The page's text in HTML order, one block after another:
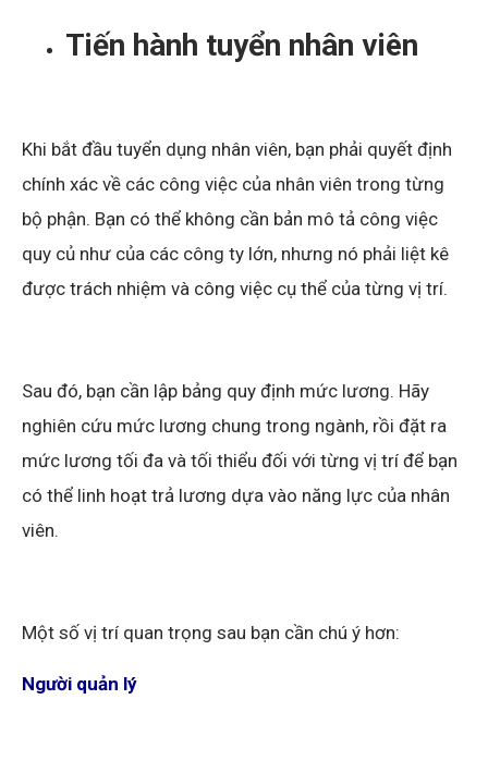
Tiến hành tuyển nhân viên
Khi bắt đầu tuyển dụng nhân viên, bạn phải quyết định
chính xác về các công việc của nhân viên trong từng
bộ phận. Bạn có thể không cần bản mô tả công việc
quy củ như của các công ty lớn, nhưng nó phải liệt kê
được trách nhiệm và công việc cụ thể của từng vị trí.
Sau đó, bạn cần lập bảng quy định mức lương. Hãy
nghiên cứu mức lương chung trong ngành, rồi đặt ra
mức lương tối đa và tối thiểu đối với từng vị trí để bạn
có thể linh hoạt trả lương dựa vào năng lực của nhân
viên.
Một số vị trí quan trọng sau bạn cần chú ý hơn:
Người quản lý